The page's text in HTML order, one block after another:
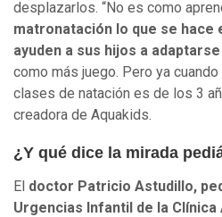
desplazarlos. “No es como
matronatación lo que se hace
ayuden a sus hijos a
como más juego. Pero ya
clases de natación es de los 3
creadora de Aquakids.
¿Y qué dice la mirada
El doctor Patricio Astudillo,
Urgencias Infantil de la Clínica